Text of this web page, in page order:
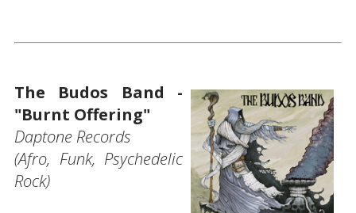
The Budos Band -
"Burnt Offering"
Daptone Records
(Afro, Funk, Psychedelic
Rock)